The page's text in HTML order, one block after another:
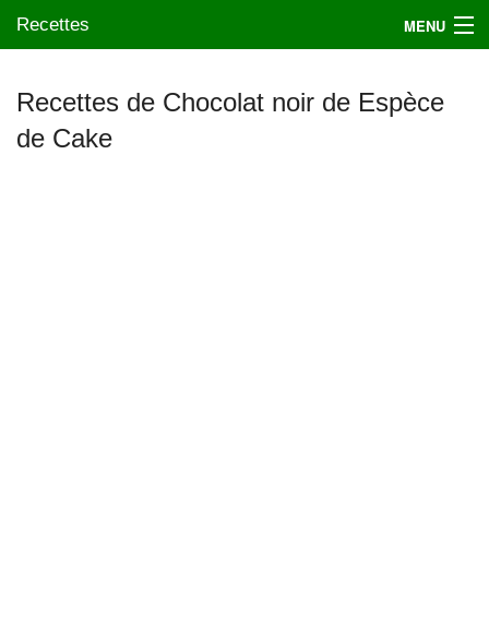
Recettes MENU
Mes blogs préférés
Recettes de Chocolat noir de Espèce
de Cake